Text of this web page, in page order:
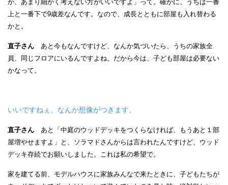
か、あまり細かく考えない方がいいですよ」って。確かに、うちは一番
上と一番下で9歳差なんです。なので、成長とともに部屋も入れ替わる
かと。
直子さん あと今もなんですけど、なんか気づいたら、うちの家族全
員、同じフロアにいるんですよね。だから今は、子ども部屋は必要ない
かなって。
いいですねぇ。なんか想像がつきます。
直子さん あと「中庭のウッドデッキをつくらなければ、もうあと１部
屋増やせますよ」と、ソラマドさんからは言われたんですけど、ウッド
デッキ存続でお願いしました。これは私の希望で。
家を建てる前、モデルハウスに家族みんなで来たときに、子どもたちが